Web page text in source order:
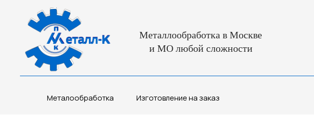
Металлообработка в Москве
и МО любой сложности
Изготовление на заказ
Металообработка